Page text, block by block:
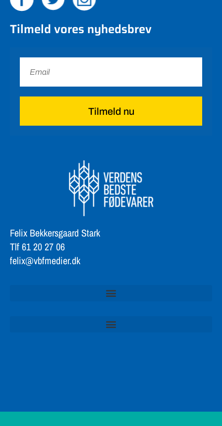
Tilmeld vores nyhedsbrev
Tilmeld nu
Felix Bekkersgaard Stark
Tlf 61 20 27 06
felix@vbfmedier.dk